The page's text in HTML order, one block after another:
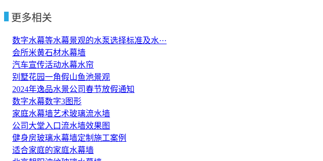
更多相关
数字水幕等水幕景观的水泵选择标准及水···
会所米黄石材水幕墙
汽车宣传活动水幕水帘
别墅花园一角假山鱼池景观
2024年逸品水景公司春节放假通知
数字水幕数字3图形
家庭水幕墙艺术玻璃流水墙
公司大堂入口流水墙效果图
健身房玻璃水幕墙定制施工案例
适合家庭的家庭水幕墙